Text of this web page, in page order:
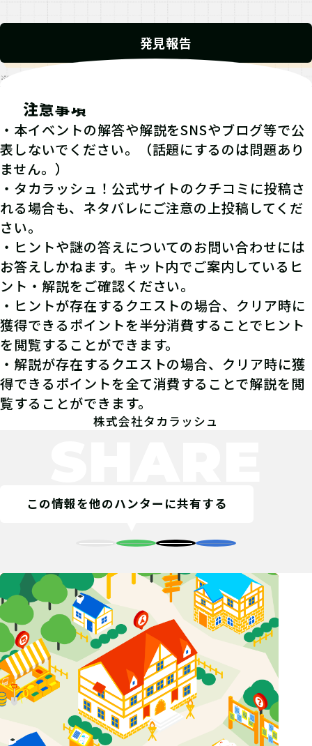
発見報告
※発見報告にGPSを使用するクエストが一部存在します。
注意事項
・本イベントの解答や解説をSNSやブログ等で公
表しないでください。（話題にするのは問題あり
ません。）
・タカラッシュ！公式サイトのクチコミに投稿さ
れる場合も、ネタバレにご注意の上投稿してくだ
さい。
・ヒントや謎の答えについてのお問い合わせには
お答えしかねます。キット内でご案内しているヒ
ント・解説をご確認ください。
・ヒントが存在するクエストの場合、クリア時に
獲得できるポイントを半分消費することでヒント
を閲覧することができます。
・解説が存在するクエストの場合、クリア時に獲
得できるポイントを全て消費することで解説を閲
覧することができます。
株式会社タカラッシュ
この情報を他のハンターに共有する